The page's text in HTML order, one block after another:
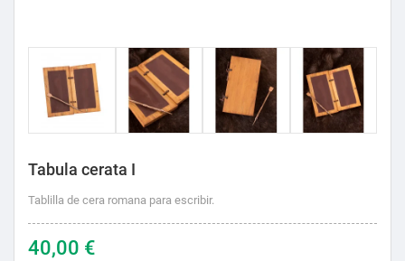
Tabula cerata I
Tablilla de cera romana para escribir.
40,00 €